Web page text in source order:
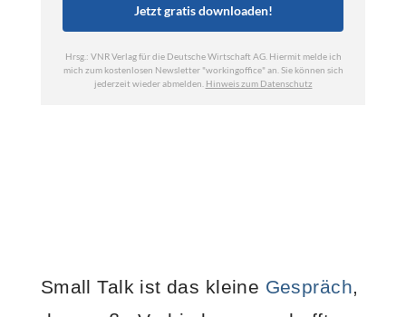
Small Talk ist das kleine Gespräch,